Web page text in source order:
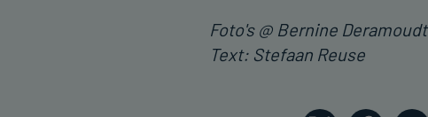
Foto's @ Bernine Deramoudt
Text: Stefaan Reuse